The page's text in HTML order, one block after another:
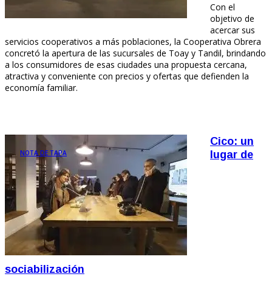
Con el
objetivo de
acercar sus
servicios cooperativos a más poblaciones, la Cooperativa Obrera
concretó la apertura de las sucursales de Toay y Tandil, brindando
a los consumidores de esas ciudades una propuesta cercana,
atractiva y conveniente con precios y ofertas que defienden la
economía familiar.
NOTA DE TAPA
Cico: un
lugar de
sociabilización